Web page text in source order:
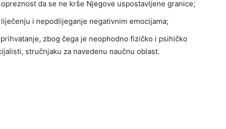
da se ne krše Njegove uspostavljene granice;
i nepodlijeganje negativnim emocijama;
zbog čega je neophodno fizičko i psihičko
stručnjaku za navedenu naučnu oblast.